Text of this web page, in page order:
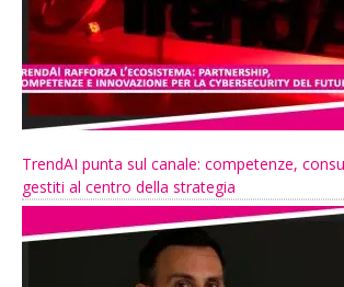
TrendAI punta sul canale: competenze,
gestiti al centro della strategia